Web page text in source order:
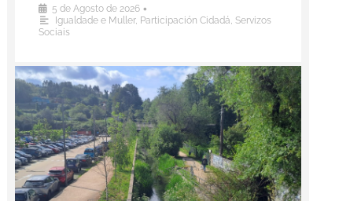
5 de Agosto de 2026 •
Igualdade e Muller, Participación Cidadá Servizos
Sociais